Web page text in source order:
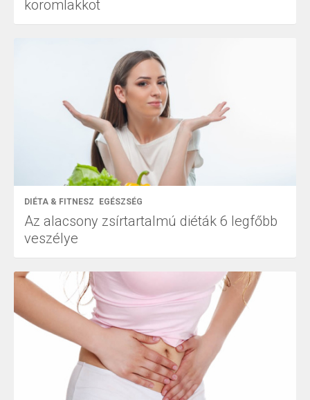
körömlakkot
DIÉTA & FITNESZ EGÉSZSÉG
Az alacsony zsírtartalmú diéták 6 legfőbb
veszélye